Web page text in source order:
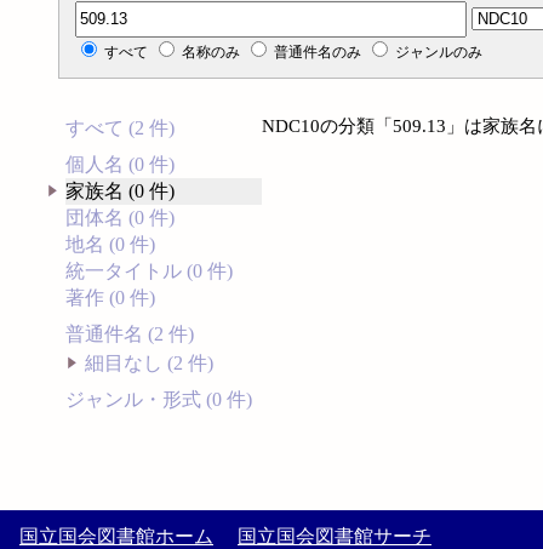
分類記号検索
すべて 名称のみ 普通件名のみ ジャンルのみ
すべて (2 件)
個人名 (0 件)
家族名 (0 件)
団体名 (0 件)
地名 (0 件)
統一タイトル (0 件)
著作 (0 件)
普通件名 (2 件)
細目なし (2 件)
ジャンル・形式 (0 件)
NDC10の分類「509.13」は家族
国立国会図書館ホーム 国立国会図書館サーチ